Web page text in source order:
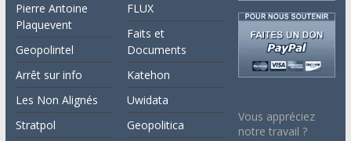
Pierre Antoine
Plaquevent
Geopolintel
Arrêt sur info
Les Non Alignés
Stratpol
FLUX
Faits et
Documents
Katehon
Uwidata
Geopolitica
Vous appréciez
notre travail ?